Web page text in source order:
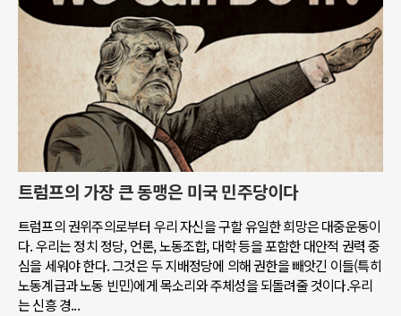
트럼프의 가장 큰 동맹은 미국 민주당이다
트럼프의 권위주의로부터 우리 자신을 구할 유일한 희망은 대중운동이
다. 우리는 정치 정당, 언론, 노동조합, 대학 등을 포함한 대안적 권력 중
심을 세워야 한다. 그것은 두 지배정당에 의해 권한을 빼앗긴 이들(특히
노동계급과 노동 빈민)에게 목소리와 주체성을 되돌려줄 것이다.우리
는 신흥 경...